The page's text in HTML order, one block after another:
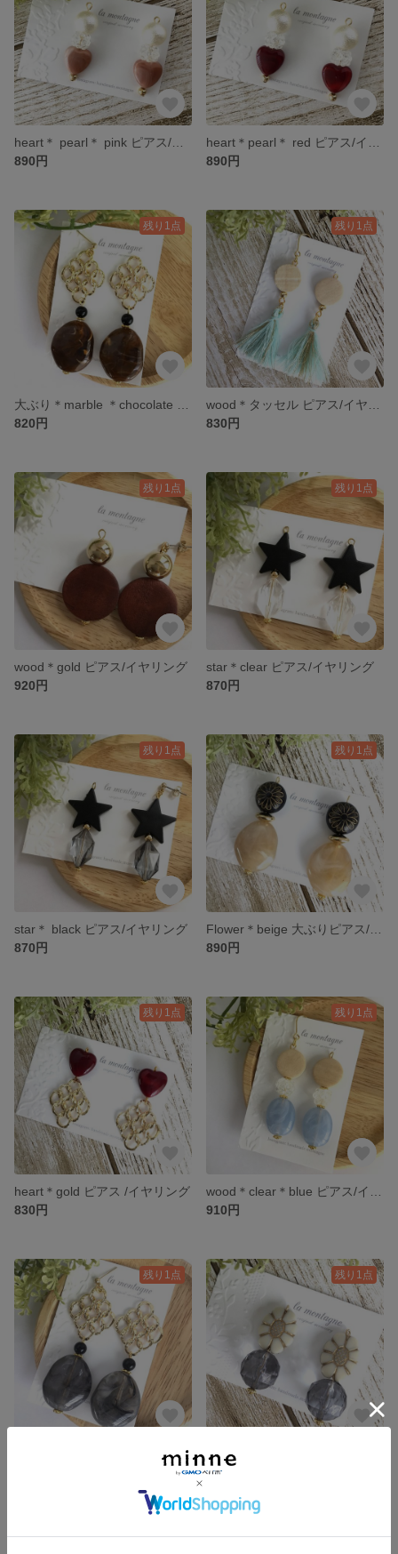
890円
890円
残り1点
820円
残り1点
830円
残り1点
wood＊gold ピアス/イヤリング
920円
残り1点
star＊clear ピアス/イヤリング
870円
残り1点
star＊ black ピアス/イヤリング
870円
残り1点
890円
残り1点
heart＊gold ピアス /イヤリング
830円
残り1点
910円
残り1点
《新色》大ぶり＊marble ピアス/イヤリング
残り1点
860円
残り1点 残り1点